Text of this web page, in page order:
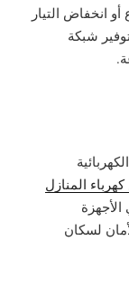
انخفاض التيار
شبكة
المنازل
لسكان